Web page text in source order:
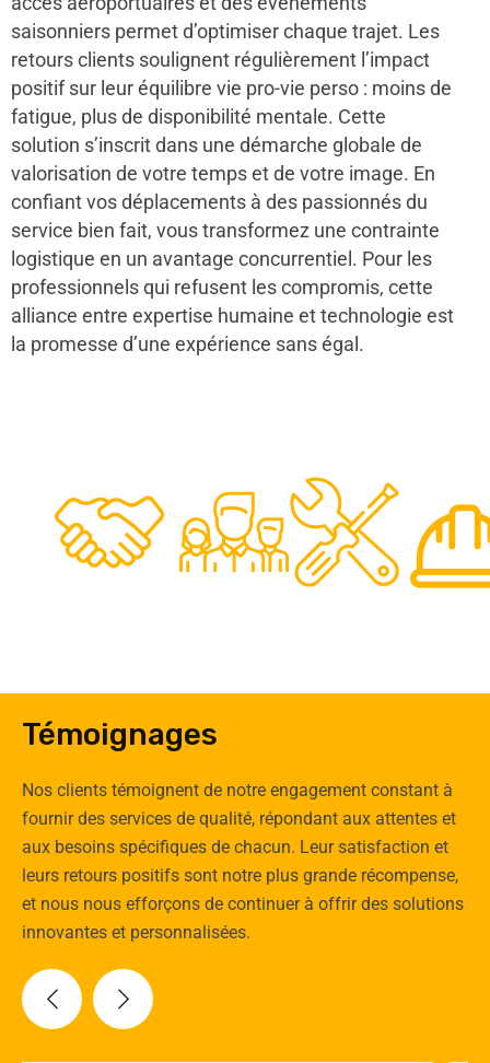
saisonniers permet d’optimiser chaque trajet. Les
retours clients soulignent régulièrement l’impact
positif sur leur équilibre vie pro-vie perso : moins de
fatigue, plus de disponibilité mentale. Cette
solution s’inscrit dans une démarche globale de
valorisation de votre temps et de votre image. En
confiant vos déplacements à des passionnés du
service bien fait, vous transformez une contrainte
logistique en un avantage concurrentiel. Pour les
professionnels qui refusent les compromis, cette
alliance entre expertise humaine et technologie est
la promesse d’une expérience sans égal.
48
0
50
Experts
Témoignages
Nos clients témoignent de notre engagement constant à
fournir des services de qualité, répondant aux attentes et
aux besoins spécifiques de chacun. Leur satisfaction et
leurs retours positifs sont notre plus grande récompense,
et nous nous efforçons de continuer à offrir des solutions
innovantes et personnalisées.